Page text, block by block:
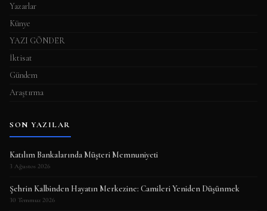
Yazarlar
Künye
YAZI GÖNDER
İktisat
Gündem
Araştırma
SON YAZILAR
Katılım Bankalarında Müşteri Memnuniyeti
3 Ağustos 2026
Şehrin Kalbinden Hayatın Merkezine: Camileri Yeniden Düşünmek
30 Temmuz 2026